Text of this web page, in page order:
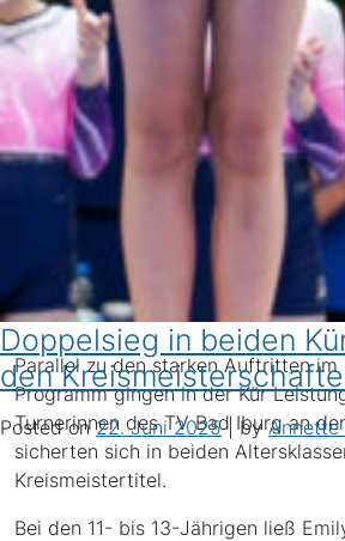
Doppelsieg in beiden
den
Posted on22. Juni 2025|byAnnette
Parallel zu den starken Auftritten im
Programm gingen in der Kür
Turnerinnen des TV Bad Iburg an
sicherten sich in beiden
Kreismeistertitel.
Bei den 11- bis 13-Jährigen ließ